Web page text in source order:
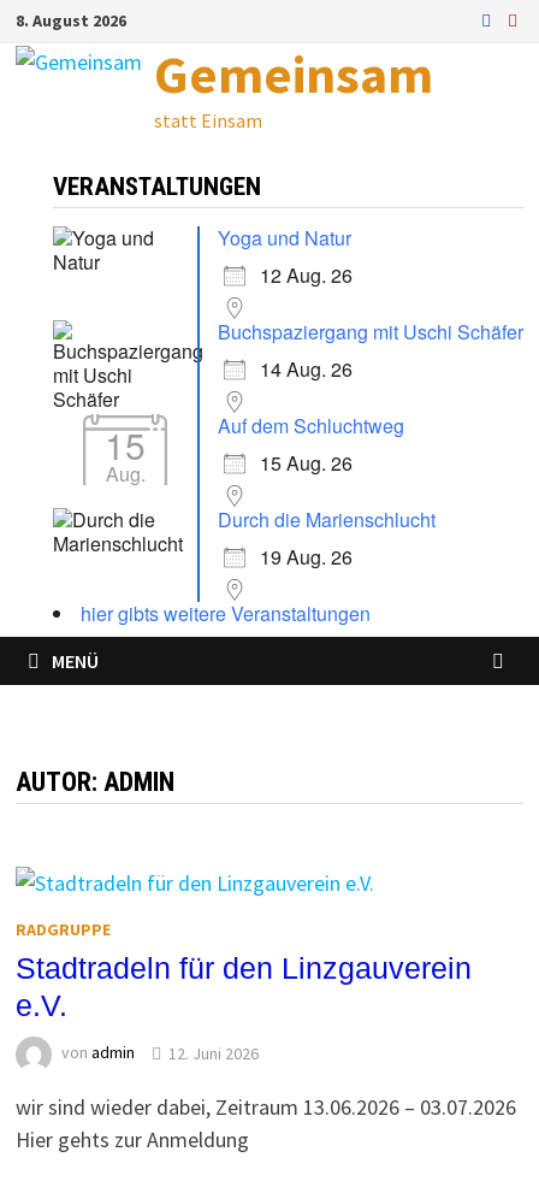
Zum
Inhalt
8. August 2026
Gemeinsam
statt Einsam
VERANSTALTUNGEN
Yoga und Natur
12 Aug. 26
Buchspaziergang mit Uschi Schäfer
14 Aug. 26
15
Aug.
Auf dem Schluchtweg
15 Aug. 26
Durch die Marienschlucht
19 Aug. 26
hier gibts weitere Veranstaltungen
MENÜ
AUTOR: ADMIN
RADGRUPPE
Stadtradeln für den Linzgauverein
e.V.
von admin 12. Juni 2026
wir sind wieder dabei, Zeitraum 13.06.2026 – 03.07.2026
Hier gehts zur Anmeldung